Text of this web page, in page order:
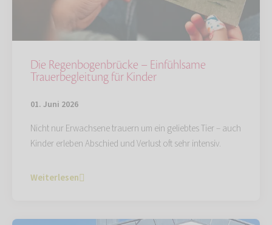
Die Regenbogenbrücke – Einfühlsame
Trauerbegleitung für Kinder
01. Juni 2026
Nicht nur Erwachsene trauern um ein geliebtes Tier – auch
Kinder erleben Abschied und Verlust oft sehr intensiv.
Weiterlesen